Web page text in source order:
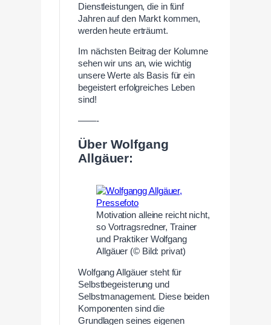
Dienstleistungen, die in fünf
Jahren auf den Markt kommen,
werden heute erträumt.
Im nächsten Beitrag der Kolumne
sehen wir uns an, wie wichtig
unsere Werte als Basis für ein
begeistert erfolgreiches Leben
sind!
——-
Über Wolfgang
Allgäuer:
Motivation alleine reicht nicht,
so Vortragsredner, Trainer
und Praktiker Wolfgang
Allgäuer (© Bild: privat)
Wolfgang Allgäuer steht für
Selbstbegeisterung und
Selbstmanagement. Diese beiden
Komponenten sind die
Grundlagen seines eigenen